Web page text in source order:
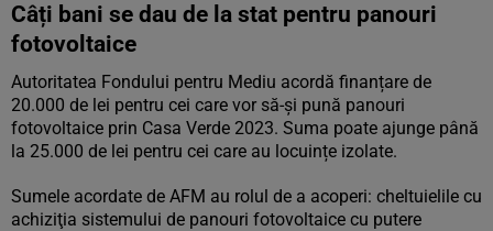
Câți bani se dau de la stat pentru panouri
fotovoltaice
Autoritatea Fondului pentru Mediu acordă finanțare de
20.000 de lei pentru cei care vor să-și pună panouri
fotovoltaice prin Casa Verde 2023. Suma poate ajunge până
la 25.000 de lei pentru cei care au locuințe izolate.
Sumele acordate de AFM au rolul de a acoperi: cheltuielile cu
achiziţia sistemului de panouri fotovoltaice cu putere